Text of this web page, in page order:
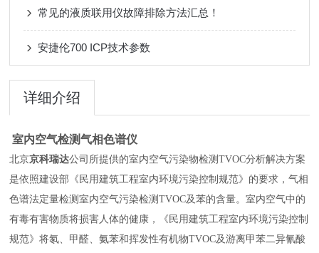
常见的液质联用仪故障排除方法汇总！
安捷伦700 ICP技术参数
详细介绍
室内空气检测气相色谱仪
北京京科瑞达公司所提供的室内空气污染物检测TVOC分析解决方案
是依照建设部《民用建筑工程室内环境污染控制规范》的要求，气相
色谱法定量检测室内空气污染检测TVOC及苯的含量。室内空气中的
有毒有害物质将损害人体的健康，《民用建筑工程室内环境污染控制
规范》将氡、甲醛、氨苯和挥发性有机物TVOC及游离甲苯二异氰酸